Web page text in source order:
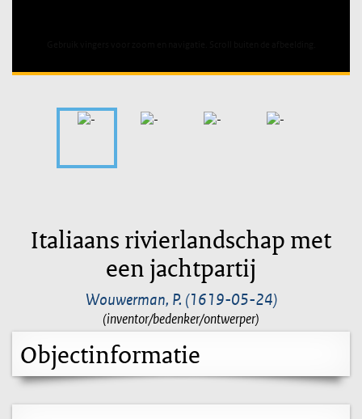
Italiaans rivierlandschap met
een jachtpartij
Wouwerman, P. (1619-05-24)
(inventor/bedenker/ontwerper)
Objectinformatie